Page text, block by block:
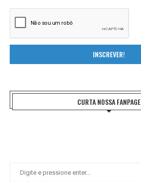
INSCREVER!
CURTA NOSSA FANPAGE